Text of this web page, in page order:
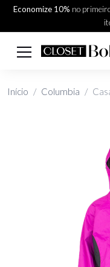
Economize 10% no
Início Columbia